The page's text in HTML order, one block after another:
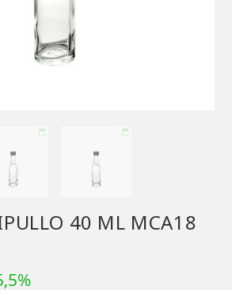
40 ML MCA18